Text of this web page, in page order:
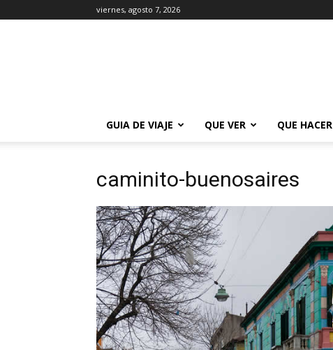
viernes, agosto 7, 2026
GUIA DE VIAJE
QUE VER QUE HACER
caminito-buenosaires